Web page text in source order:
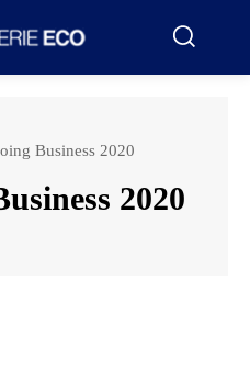
Business 2020
2020